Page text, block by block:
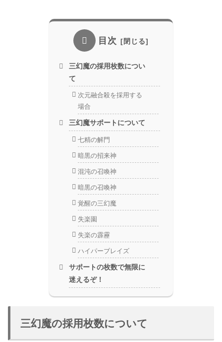
目次
三幻魔の採用枚数につい
て
次元融合殺を採用する
場合
三幻魔サポートについて
七精の解門
暗黒の招来神
混沌の召喚神
暗黒の召喚神
覚醒の三幻魔
失楽園
失楽の霹靂
ハイパーブレイズ
サポートの枚数で無限に
迷えるぞ！
三幻魔の採用枚数について